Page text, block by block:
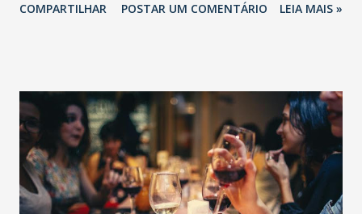
COMPARTILHAR POSTAR UM COMENTÁRIO LEIA MAIS »